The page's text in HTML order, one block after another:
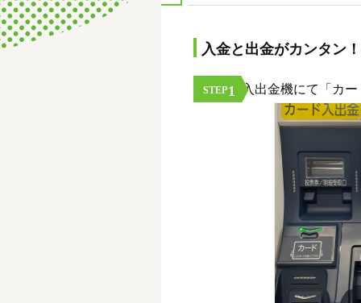
入金と出金がカンタン！
STEP1 入出金機にて「カ